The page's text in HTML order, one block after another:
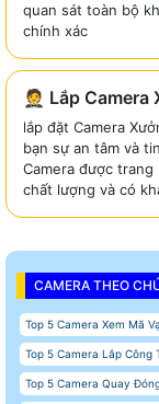
quan sát toàn bộ
chính xác
🤵 Lắp Camera
lắp đặt Camera
bạn sự an tâm và
Camera được
chất lượng và có
CAMERA THEO
Top 5 Camera Xem Mã
Top 5 Camera Lắp Công
Top 5 Camera Quay